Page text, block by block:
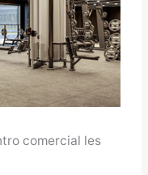
comercial les